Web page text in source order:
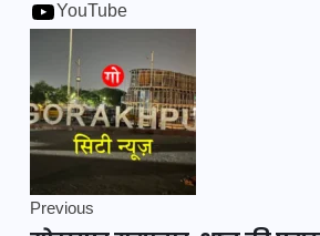
YouTube
Previous